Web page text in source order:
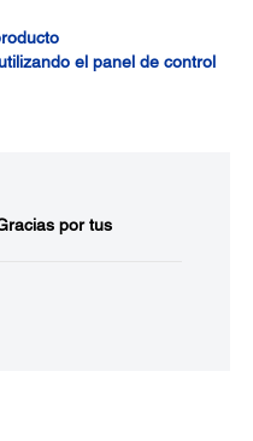
el panel de control
por tus